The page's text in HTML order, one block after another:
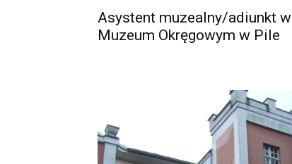
Asystent muzealny/adiunkt w
Muzeum Okręgowym w Pile